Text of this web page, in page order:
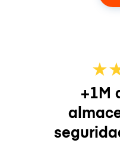
★
+1M